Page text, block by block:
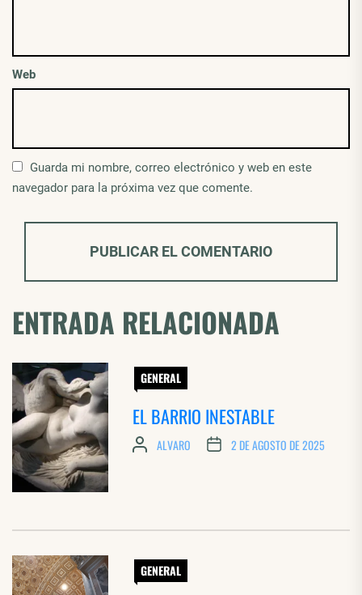
Web
Guarda mi nombre, correo electrónico y web en este
navegador para la próxima vez que comente.
ENTRADA RELACIONADA
GENERAL
EL BARRIO INESTABLE
ALVARO 2 DE AGOSTO DE 2025
GENERAL